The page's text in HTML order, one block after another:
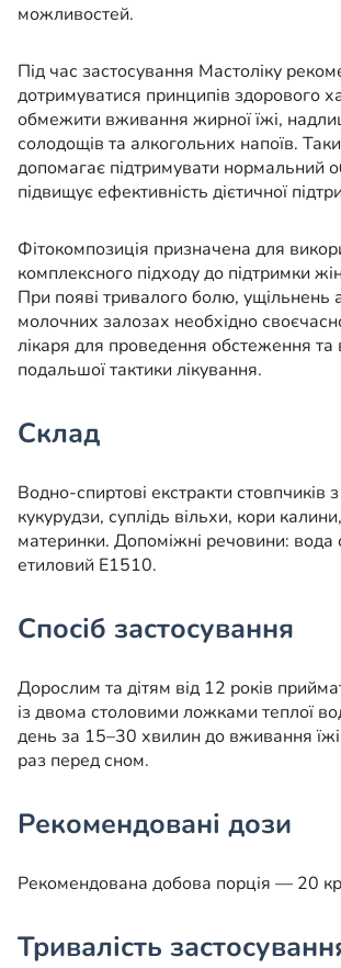
можливостей.
Під час застосування Мастоліку
дотримуватися принципів здорового
обмежити вживання жирної їжі,
солодощів та алкогольних напоїв.
допомагає підтримувати нормальний
підвищує ефективність дієтичної
Фітокомпозиція призначена для
комплексного підходу до підтримки
При появі тривалого болю, ущільнень
молочних залозах необхідно
лікаря для проведення обстеження та
подальшої тактики лікування.
Склад
Водно-спиртові екстракти стовпчиків
кукурудзи, суплідь вільхи, кори
материнки. Допоміжні речовини:
етиловий Е1510.
Спосіб застосування
Дорослим та дітям від 12 років
із двома столовими ложками теплої
день за 15–30 хвилин до вживання їжі
раз перед сном.
Рекомендовані дози
Рекомендована добова порція — 20
Тривалість